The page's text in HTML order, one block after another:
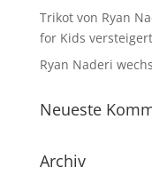
Trikot von Ryan
for Kids versteigert
Ryan Naderi
Neueste
Archiv